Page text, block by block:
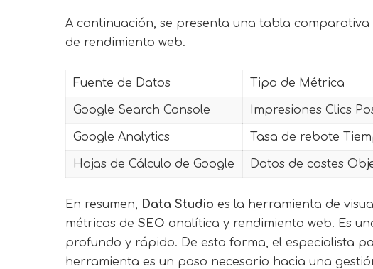
A continuación, se presenta una tabla
de rendimiento web.
Fuente de Datos Tipo de Métrica
Google Search Console Impresiones Clics
Google Analytics Tasa de rebote
Hojas de Cálculo de Google Datos de costes
En resumen, Data Studio es la herramienta de
métricas de SEO analítica y rendimiento web. Es
profundo y rápido. De esta forma, el especialista
herramienta es un paso necesario hacia una